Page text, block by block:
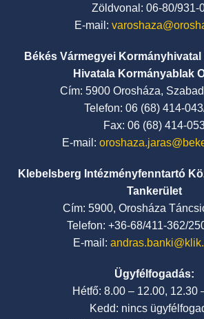
Zöldvonal: 06-80/931-
E-mail:
Békés Vármegyei
Hivatala Kormányablak
Cím: 5900 Orosháza,
Telefon: 06 (68) 414-
Fax: 06 (68) 414-
E-mail:
Klebelsberg Intézményfenntartó
Tankerület
Cím: 5900, Orosháza
Telefon: +36-68/411-362/
E-mail:
Ügyfélfogadás:
Hétfő: 8.00 – 12.00, 12.30
Kedd: nincs